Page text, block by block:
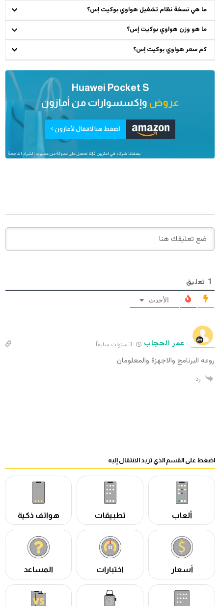
ما هي نسخة نظام تشغيل هواوي بوكيت إس؟
ما هو وزن هواوي بوكيت إس؟
كم سعر هواوي بوكيت إس؟
Huawei Pocket S
عروض وإكسسوارات من أمازون
اضغط هنا لانتقال لأمازون >
بصفتنا شركاء في امازون فإننا نحصل على عمولة من عمليات الشراء الناجحة
1 تعليق
الأحدث
عمر الحجاب
روعه البرنامج والاجهزة والمعلومان
رد
اضغط على القسم الذي تريد الانتقال إليه
ألعاب تطبيقات هواتف ذكية
أسعار اختبارات المساعد